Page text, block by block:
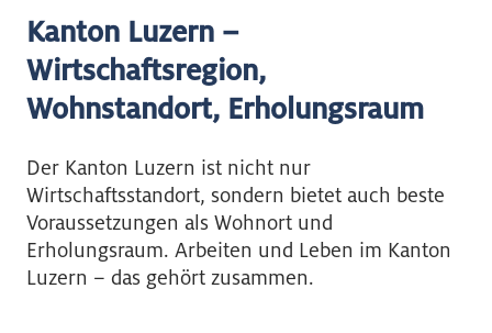
Kanton Luzern –
Wirtschaftsregion,
Wohnstandort, Erholungsraum
Der Kanton Luzern ist nicht nur
Wirtschaftsstandort, sondern bietet auch beste
Voraussetzungen als Wohnort und
Erholungsraum. Arbeiten und Leben im Kanton
Luzern – das gehört zusammen.